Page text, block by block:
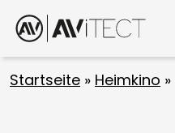
Startseite » Heimkino »